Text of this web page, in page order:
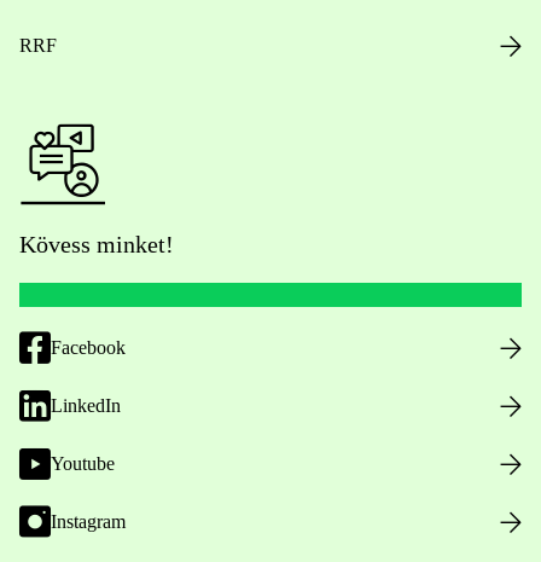
RRF
Kövess minket!
Facebook
LinkedIn
Youtube
Instagram